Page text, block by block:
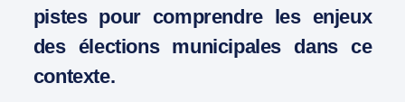
pistes pour comprendre les enjeux
des élections municipales dans ce
contexte.